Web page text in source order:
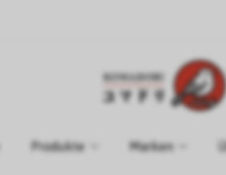
Produkte Marken